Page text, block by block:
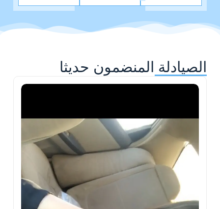
الصيادلة المنضمون حديثا